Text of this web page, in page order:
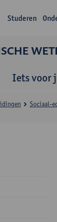
Studeren
Iets voor
Sociaal-